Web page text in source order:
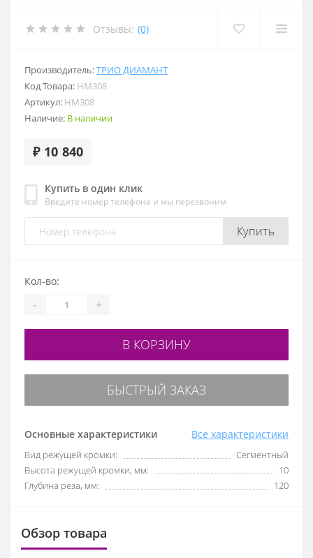
Отзывы: (0)
Производитель:ТРИО ДИАМАНТ
Код Товара: HM308
Артикул: HM308
Наличие: В наличии
₽ 10 840
Купить в один клик
Введите номер телефона и мы перезвоним
Купить
Основные характеристики Все характеристики
Вид режущей кромки:
Сегментный
Высота режущей кромки, мм:
10
Глубина реза, мм:
120
Кол-во:
- +
В КОРЗИНУ
БЫСТРЫЙ ЗАКАЗ
Обзор товара